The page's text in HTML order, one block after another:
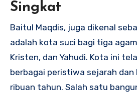
Singkat
Baitul Maqdis, juga dikenal
adalah kota suci bagi tiga
Kristen, dan Yahudi. Kota ini
berbagai peristiwa sejarah dan
ribuan tahun. Salah satu